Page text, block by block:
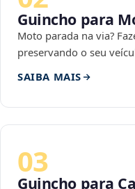
Guincho para
Moto parada na via?
preservando o seu
SAIBA MAIS
03
Guincho para